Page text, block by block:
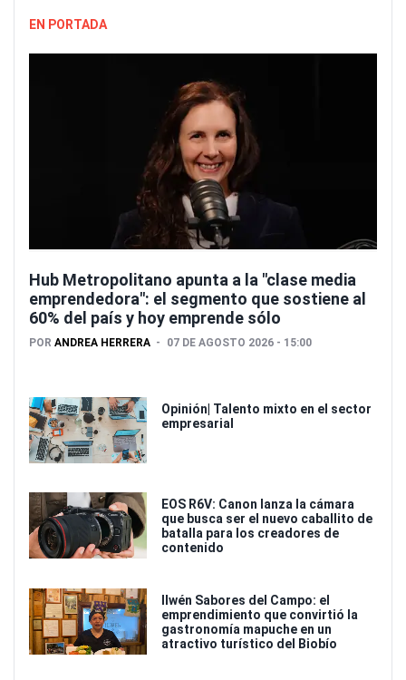
EN PORTADA
Hub Metropolitano apunta a la "clase media
emprendedora": el segmento que sostiene al
60% del país y hoy emprende sólo
POR ANDREA HERRERA 07 DE AGOSTO 2026 - 15:00
Opinión| Talento mixto en el sector
empresarial
EOS R6V: Canon lanza la cámara
que busca ser el nuevo caballito de
batalla para los creadores de
contenido
Ilwén Sabores del Campo: el
emprendimiento que convirtió la
gastronomía mapuche en un
atractivo turístico del Biobío